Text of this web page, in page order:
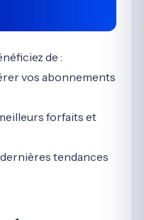
de :
vos abonnements
forfaits et
tendances